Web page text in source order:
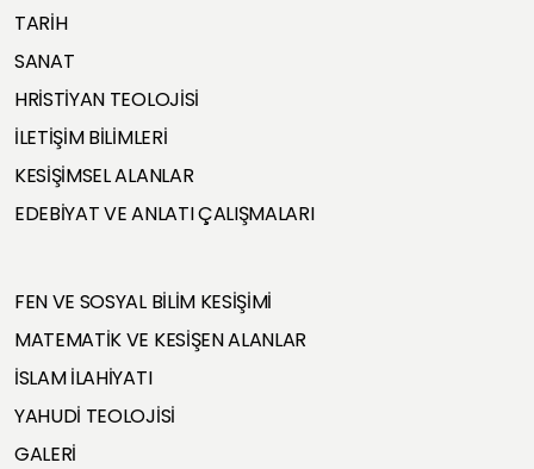
TARİH
SANAT
HRİSTİYAN TEOLOJİSİ
İLETİŞİM BİLİMLERİ
KESİŞİMSEL ALANLAR
EDEBİYAT VE ANLATI ÇALIŞMALARI
FEN VE SOSYAL BİLİM KESİŞİMİ
MATEMATİK VE KESİŞEN ALANLAR
İSLAM İLAHİYATI
YAHUDİ TEOLOJİSİ
GALERİ